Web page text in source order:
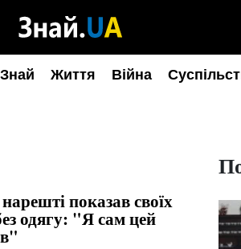
Життя Війна
показав своїх
одягу: "Я сам цей